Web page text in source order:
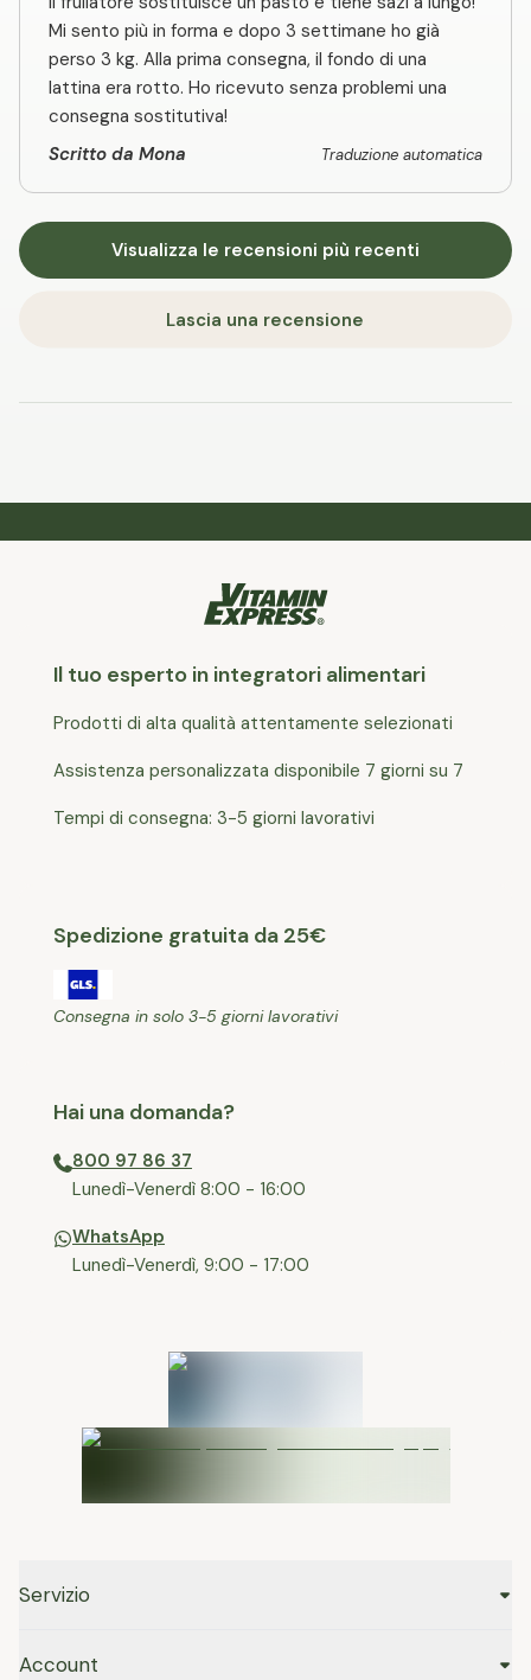
Mi sento più in forma e dopo 3 settimane ho già
perso 3 kg. Alla prima consegna, il fondo di una
lattina era rotto. Ho ricevuto senza problemi una
consegna sostitutiva!
Scritto da Mona
Traduzione automatica
Visualizza le recensioni più recenti
Lascia una recensione
Il tuo esperto in integratori alimentari
Prodotti di alta qualità attentamente selezionati
Assistenza personalizzata disponibile 7 giorni su 7
Tempi di consegna: 3-5 giorni lavorativi
Spedizione gratuita da 25€
Consegna in solo 3-5 giorni lavorativi
Hai una domanda?
800 97 86 37
⁠Lunedì-Venerdì 8:00 - 16:00
WhatsApp
Lunedì-Venerdì, 9:00 - 17:00
Servizio
Account